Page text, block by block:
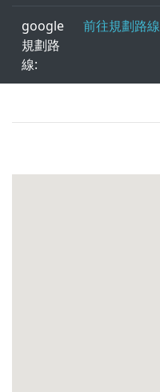
google
規劃路
線:
前往規劃路線